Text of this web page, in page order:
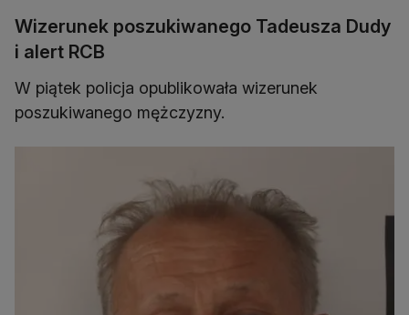
Wizerunek poszukiwanego Tadeusza Dudy
i alert RCB
W piątek policja opublikowała wizerunek
poszukiwanego mężczyzny.